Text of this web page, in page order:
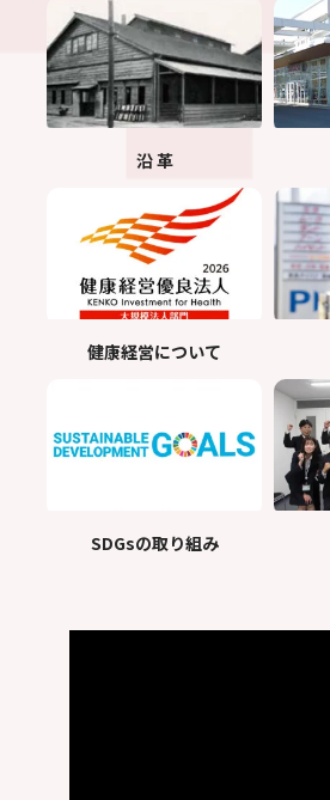
沿 革
健康経営について
SDGsの取り組み